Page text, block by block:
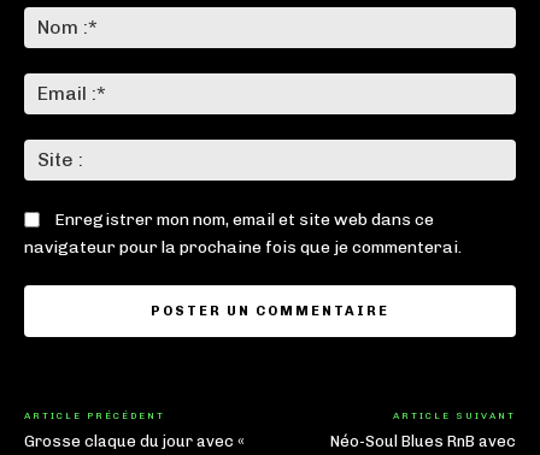
:*
:*
:
Enregistrer mon nom, email et site web dans ce
navigateur pour la prochaine fois que je commenterai.
ARTICLE PRÉCÉDENT
Grosse claque du jour avec «
ARTICLE SUIVANT
Néo-Soul Blues RnB avec